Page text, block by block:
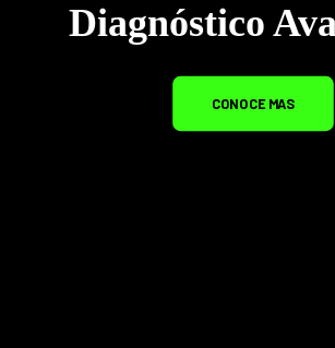
Diagnóstico
CONOCE MAS